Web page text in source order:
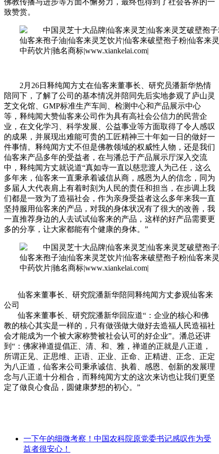
佛教传播与进步等方面不懈努力，最终也得到了社会各界的一
致赞赏。
2月26日释纯闻方丈在仙客来董事长、研究员潘新华热情
陪同下，了解了公司的基本情况并陪同先后实地参观了庐山灵
芝文化馆、GMP标准生产车间、检测中心和产品展示中心
等，释纯闻大赞仙客来公司作为具有高社会公信力的民营企
业，在文化学习、科学发展、公益事业等方面取得了令人感叹
的成果，并展现出难能可贵的工匠精神三十年如一日的做好一
件事情。释纯闻方丈不但是佛教领域的权威性人物，还是我们
仙客来产品多年的受益者，在与潘总于产品展示厅深入交流
中，释纯闻方丈就说道“真如寺一直以慈悲渡人为己任，这么
多年来，仙客来一直秉承着诚信从商，感恩为人的信念，同为
多届人大代表肩上有着时刻为人民的责任和担当，在步调上我
们都是一致为了造福社会，作为亲身受益者这么多年来我一直
坚持服用仙客来的产品，对我的身体状况有了很大的改善，我
一直推荐身边的人去试试仙客来的产品，这样的好产品需要更
多的分享，让大家都能有个健康的身体。”
仙客来董事长、研究院潘新华陪同释纯闻方丈参观仙客来
公司
仙客来董事长、研究院潘新华回应道“：企业的核心和佛
教的核心其实是一样的，只有做强做大做好去造福人民造福社
会才能成为一个被大家称赞被社会认可的好企业”。潘总还讲
到“：佛家禅道提倡正、清、和、雅，禅道的正就是八正道，
所谓正见、正思维、正语、正业、正命、正精进、正念、正定
为八正道，仙客来公司秉承诚信、执着、感恩、创新的发展理
念与八正道十分相合，而释纯闻方丈的这次来访也让我们更坚
定了做良心食品，圆健康梦想的初心。”
一下午的细微考察！中国农科院原党委书记感叹作为受
益者很安心！